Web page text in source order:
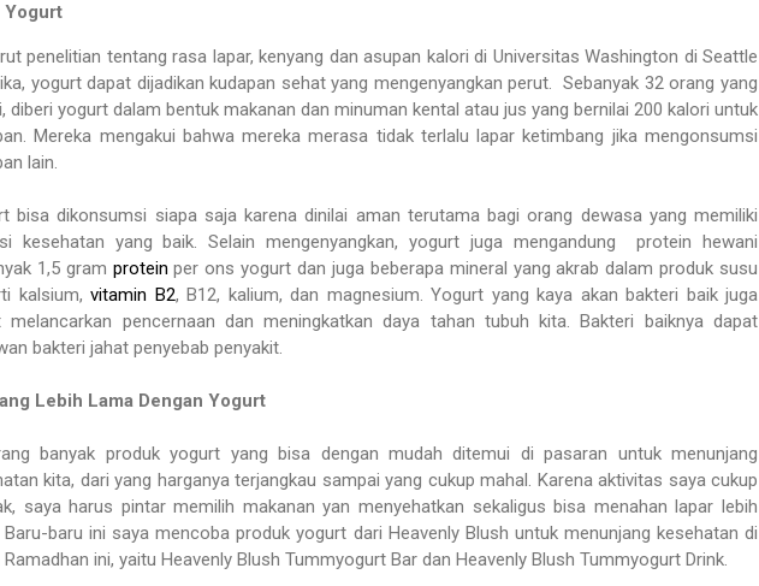
Yogurt
penelitian tentang rasa lapar, kenyang dan asupan kalori di Universitas Washington di Seattle
yogurt dapat dijadikan kudapan sehat yang mengenyangkan perut. Sebanyak 32 orang yang
diberi yogurt dalam bentuk makanan dan minuman kental atau jus yang bernilai 200 kalori untuk
Mereka mengakui bahwa mereka merasa tidak terlalu lapar ketimbang jika mengonsumsi
lain.
bisa dikonsumsi siapa saja karena dinilai aman terutama bagi orang dewasa yang memiliki
kesehatan yang baik. Selain mengenyangkan, yogurt juga mengandung
protein hewani
1,5 gram protein per ons yogurt dan juga beberapa mineral yang akrab dalam produk susu
kalsium, vitamin B2, B12, kalium, dan magnesium. Yogurt yang kaya akan bakteri baik juga
melancarkan pencernaan dan meningkatkan daya tahan tubuh kita. Bakteri baiknya dapat
bakteri jahat penyebab penyakit.
Lebih Lama Dengan Yogurt
banyak produk yogurt yang bisa dengan mudah ditemui di pasaran untuk menunjang
kita, dari yang harganya terjangkau sampai yang cukup mahal. Karena aktivitas saya cukup
saya harus pintar memilih makanan yan menyehatkan sekaligus bisa menahan lapar lebih
Baru-baru ini saya mencoba produk yogurt dari Heavenly Blush untuk menunjang kesehatan di
Ramadhan ini, yaitu Heavenly Blush Tummyogurt Bar dan Heavenly Blush Tummyogurt Drink.